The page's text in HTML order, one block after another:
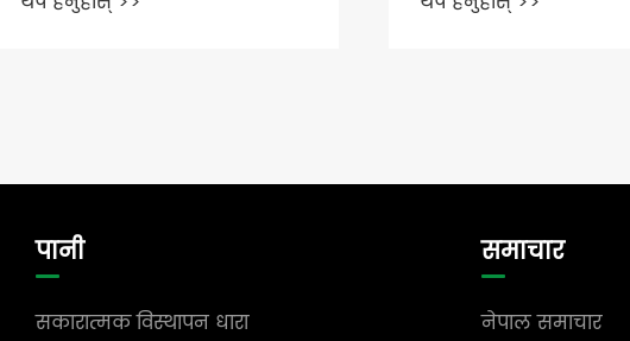
किन नयाँ ग्यास
पानी
सकारात्मक विस्थापन धारा
समाचार
नेपाल समाचार